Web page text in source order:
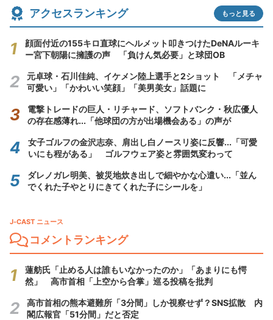
アクセスランキング もっと見る
顔面付近の155キロ直球にヘルメット叩きつけたDeNAルーキ
ー宮下朝陽に擁護の声 「負けん気必要」と球団OB
元卓球・石川佳純、イケメン陸上選手と2ショット 「メチャ
可愛い」「かわいい笑顔」「美男美女」話題に
電撃トレードの巨人・リチャード、ソフトバンク・秋広優人
の存在感薄れ...「他球団の方が出場機会ある」の声が
女子ゴルフの金沢志奈、肩出し白ノースリ姿に反響...「可愛
いにも程がある」 ゴルフウェア姿と雰囲気変わって
ダレノガレ明美、被災地炊き出しで細やかな心遣い...「並ん
でくれた子やとりにきてくれた子にシールを」
J-CAST ニュース
コメントランキング
蓮舫氏「止める人は誰もいなかったのか」「あまりにも愕
然」 高市首相「上空から合掌」巡る投稿を批判
高市首相の熊本避難所「3分間」しか視察せず？SNS拡散 内
閣広報官「51分間」だと否定